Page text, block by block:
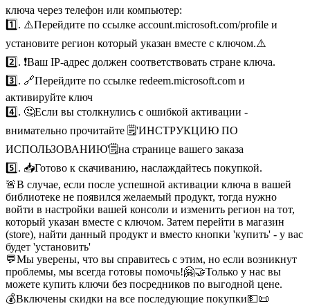
ключа через телефон или компьютер:
1️⃣. ⚠️Перейдите по ссылке account.microsoft.com/profile и
установите регион который указан вместе с ключом.⚠️
2️⃣. ❗Ваш IP-адрес должен соответствовать стране ключа.
3️⃣. 🔗Перейдите по ссылке redeem.microsoft.com и
активируйте ключ
4️⃣. 🤔Если вы столкнулись с ошибкой активации -
внимательно прочитайте 🗒️️'ИНСТРУКЦИЮ ПО
ИСПОЛЬЗОВАНИЮ'🗒️️на странице вашего заказа
5️⃣. 📥Готово к скачиванию, наслаждайтесь покупкой.
🚨В случае, если после успешной активации ключа в вашей
библиотеке не появился желаемый продукт, тогда нужно
войти в настройки вашей консоли и изменить регион на тот,
который указан вместе с ключом. Затем перейти в магазин
(store), найти данный продукт и вместо кнопки 'купить' - у вас
будет 'установить'
💬Мы уверены, что вы справитесь с этим, но если возникнут
проблемы, мы всегда готовы помочь!🤗🤝Только у нас вы
можете купить ключи без посредников по выгодной цене.
💰Включены скидки на все последующие покупки💵📜